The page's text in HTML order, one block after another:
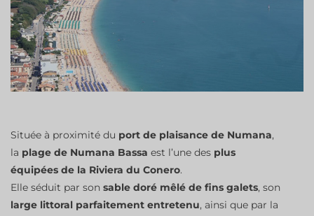
Située à proximité du port de plaisance de Numana,
la plage de Numana Bassa est l’une des plus
équipées de la Riviera du Conero.
Elle séduit par son sable doré mêlé de fins galets, son
large littoral parfaitement entretenu, ainsi que par la